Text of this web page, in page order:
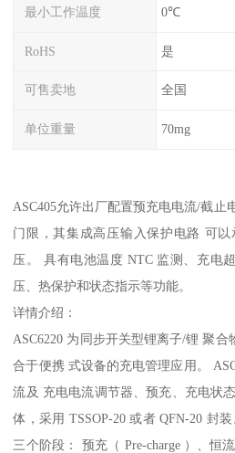
最小工作温度 0℃
RoHS 是
可售卖地 全国
单位重量 70mg
ASC405允许出厂配置预充电电流/截止
门限，其集成高压输入保护电路 可
压。 具有电池温度 NTC 监测、充电
压、热保护和状态指示等功能。
详情介绍：
ASC6220 为同步开关型锂离子/锂 聚
合于便携 式设备的充电管理应用。
流及 充电电流调节器、预充、充电状
体，采用 TSSOP-20 或者 QFN-20 封
三个阶段： 预充（ Pre-charge ）、恒